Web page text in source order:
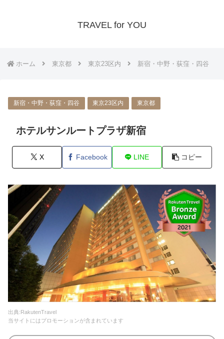
TRAVEL for YOU
ホーム 東京都 東京23区内 新宿・中野・荻窪・四谷
新宿・中野・荻窪・四谷 東京23区内 東京都
ホテルサンルートプラザ新宿
X Facebook LINE コピー
出典:RakutenTravel
当サイトにはプロモーションが含まれています